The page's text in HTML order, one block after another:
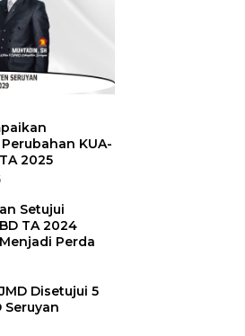
KUA-
2025
Setujui
TA 2024
Perda
Disetujui 5
Seruyan